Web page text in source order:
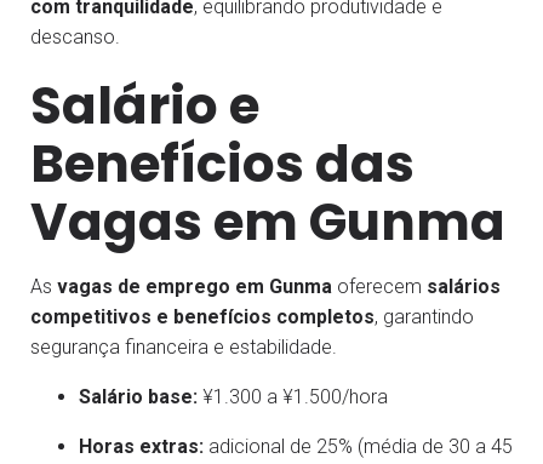
com tranquilidade, equilibrando produtividade e
descanso.
Salário e
Benefícios das
Vagas em Gunma
As vagas de emprego em Gunma oferecem salários
competitivos e benefícios completos, garantindo
segurança financeira e estabilidade.
Salário base: ¥1.300 a ¥1.500/hora
Horas extras: adicional de 25% (média de 30 a 45